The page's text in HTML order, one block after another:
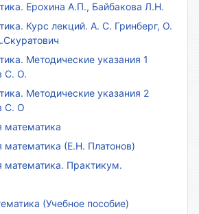
Ерохина А.П., Байбакова Л.Н.
Курс лекций. А. С. Гринберг, О.
Методические указания 1
С. О.
Методические указания 2
С. О
математика
математика (Е.Н. Платонов)
математика. Практикум.
(Учебное пособие)